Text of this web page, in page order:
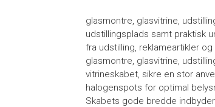
glasmontre, glasvitrine,
udstillingsplads samt praktisk
fra udstilling, reklameartikler
glasmontre, glasvitrine,
vitrineskabet, sikre en stor
halogenspots for optimal
Skabets gode bredde